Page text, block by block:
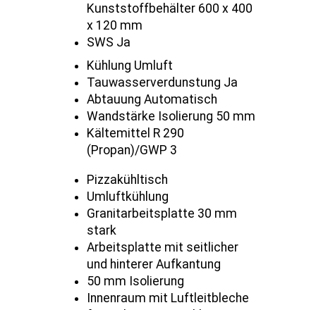
Kunststoffbehälter 600 x 400
x 120 mm
SWS Ja
Kühlung Umluft
Tauwasserverdunstung Ja
Abtauung Automatisch
Wandstärke Isolierung 50 mm
Kältemittel R 290
(Propan)/GWP 3
Pizzakühltisch
Umluftkühlung
Granitarbeitsplatte 30 mm
stark
Arbeitsplatte mit seitlicher
und hinterer Aufkantung
50 mm Isolierung
Innenraum mit Luftleitbleche